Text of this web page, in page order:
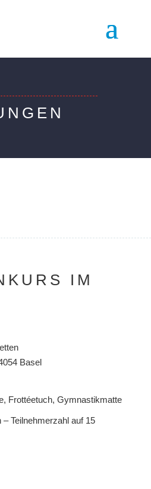
IM
Basel
Frottéetuch, Gymnastikmatte
Teilnehmerzahl auf 15